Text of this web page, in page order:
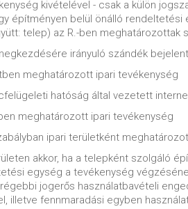
kivételével - csak a külön
építményen belül önálló rendeltetési
telep) az R.-ben meghatározottak
irányuló szándék
meghatározott ipari tevékenység
hatóság által vezetett
meghatározott ipari tevékenység
ipari területként
akkor, ha a telepként szolgáló
egység a tevékenység
jogerős használatbavételi
illetve fennmaradási egyben